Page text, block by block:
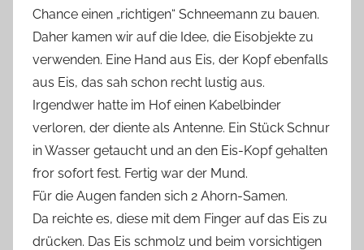
Chance einen „richtigen“ Schneemann zu bauen.
Daher kamen wir auf die Idee, die Eisobjekte zu
verwenden. Eine Hand aus Eis, der Kopf ebenfalls
aus Eis, das sah schon recht lustig aus.
Irgendwer hatte im Hof einen Kabelbinder
verloren, der diente als Antenne. Ein Stück Schnur
in Wasser getaucht und an den Eis-Kopf gehalten
fror sofort fest. Fertig war der Mund.
Für die Augen fanden sich 2 Ahorn-Samen.
Da reichte es, diese mit dem Finger auf das Eis zu
drücken. Das Eis schmolz und beim vorsichtigen